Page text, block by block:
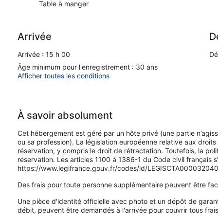
Table à manger
Arrivée
Arrivée : 15 h 00
Âge minimum pour l'enregistrement : 30 ans
Afficher toutes les conditions
À savoir absolument
Cet hébergement est géré par un hôte privé (une partie
ou sa profession). La législation européenne relative aux
réservation, y compris le droit de rétractation. Toutefois, la
réservation. Les articles 1100 à 1386-1 du Code civil français
https://www.legifrance.gouv.fr/codes/id/
Des frais pour toute personne supplémentaire peuvent être
Une pièce d'identité officielle avec photo et un dépôt de
débit, peuvent être demandés à l'arrivée pour couvrir tous